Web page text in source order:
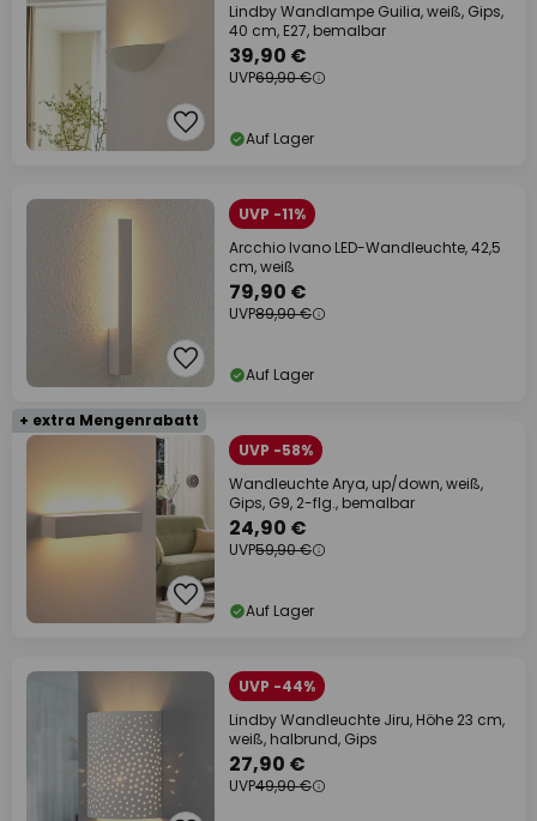
Lindby Wandlampe Guilia, weiß, Gips,
40 cm, E27, bemalbar
39,90 €
UVP69,90 €
Auf Lager
UVP -11%
Arcchio Ivano LED-Wandleuchte, 42,5
cm, weiß
79,90 €
UVP89,90 €
Auf Lager
+ extra Mengenrabatt
UVP -58%
Wandleuchte Arya, up/down, weiß,
Gips, G9, 2-flg., bemalbar
24,90 €
UVP59,90 €
Auf Lager
UVP -44%
Lindby Wandleuchte Jiru, Höhe 23 cm,
weiß, halbrund, Gips
27,90 €
UVP49,90 €